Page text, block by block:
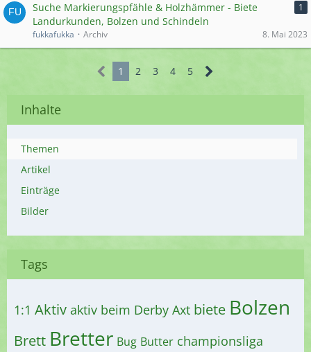
Suche Markierungspfähle & Holzhämmer - Biete
Landurkunden, Bolzen und Schindeln
1
fukkafukka Archiv 8. Mai 2023
1 2 3 4 5
Inhalte
Themen
Artikel
Einträge
Bilder
Tags
1:1 Aktiv aktiv beim Derby Axt biete Bolzen
Brett Bretter Bug Butter championsliga